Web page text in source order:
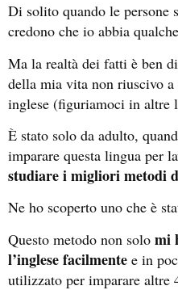
Di solito quando le persone
credono che io abbia
Ma la realtà dei fatti è ben
della mia vita non riuscivo
inglese (figuriamoci in altre
È stato solo da adulto,
imparare questa lingua per
studiare i migliori metodi
Ne ho scoperto uno che è
Questo metodo non solo mi
l’inglese facilmente e in
utilizzato per imparare altre